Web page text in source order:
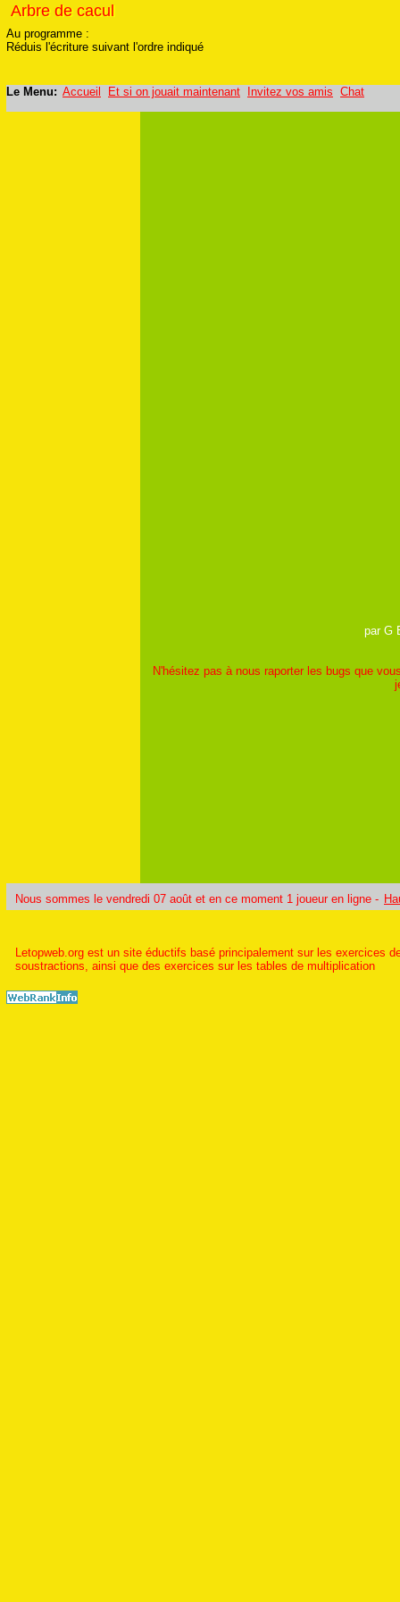
Arbre de cacul
Arbre de cacul
Au programme :
Réduis l'écriture suivant l'ordre indiqué
Le Menu: Accueil Et si on jouait maintenant Invitez vos amis Chat
par G
N'hésitez pas à nous raporter les bugs que
Nous sommes le vendredi 07 août et en ce moment 1 joueur en ligne -
Letopweb.org est un site éductifs basé principalement sur les exercices
soustractions, ainsi que des exercices sur les tables de multiplication